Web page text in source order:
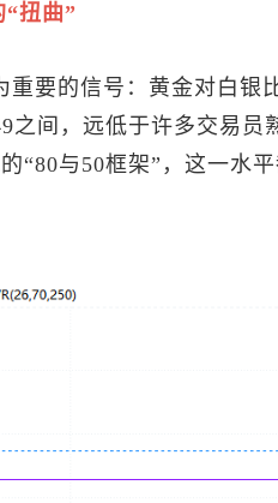
扭曲”
重要的信号：黄金对白银
之间，远低于许多交易
“80与50框架”，这一水